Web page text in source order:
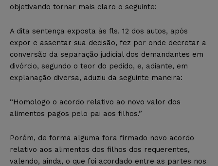
objetivando tornar mais claro o seguinte:
A dita sentença exposta às fls. 12 dos autos, após
expor e assentar sua decisão, fez por onde decretar a
conversão da separação judicial dos demandantes em
divórcio, segundo o teor do pedido, e, adiante, em
explanação diversa, aduziu da seguinte maneira:
“Homologo o acordo relativo ao novo valor dos
alimentos pagos pelo pai aos filhos.”
Porém, de forma alguma fora firmado novo acordo
relativo aos alimentos dos filhos dos requerentes,
valendo, ainda, o que foi acordado entre as partes nos